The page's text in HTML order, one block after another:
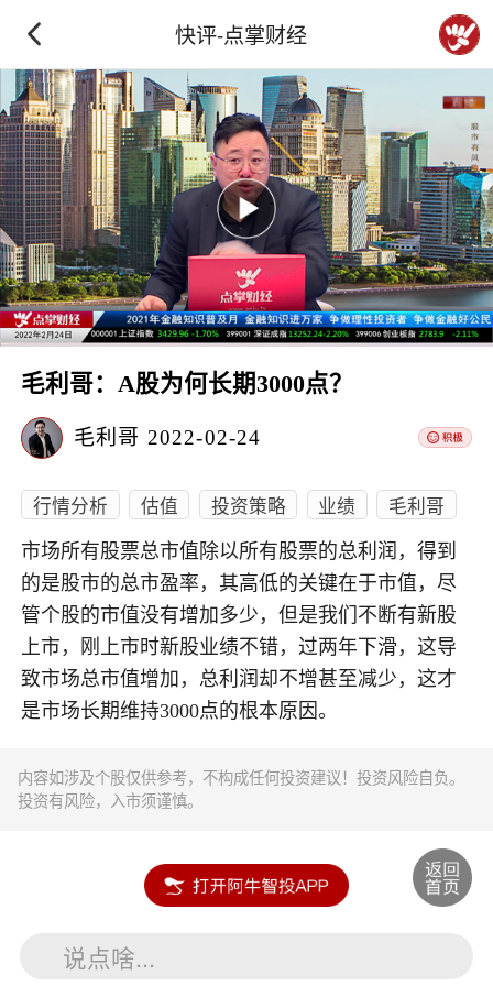
快评-点掌财经
毛利哥：A股为何长期3000点？
毛利哥 2022-02-24
行情分析 估值 投资策略 业绩 毛利哥
市场所有股票总市值除以所有股票的总利润，得到
的是股市的总市盈率，其高低的关键在于市值，尽
管个股的市值没有增加多少，但是我们不断有新股
上市，刚上市时新股业绩不错，过两年下滑，这导
致市场总市值增加，总利润却不增甚至减少，这才
是市场长期维持3000点的根本原因。
内容如涉及个股仅供参考，不构成任何投资建议！投资风险自负。
投资有风险，入市须谨慎。
说点啥...